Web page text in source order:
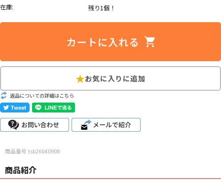
レディース
Search by Particular こだわりから探す
Search by Sizeサイズから探す（メンズ）
ジャケット XS S M
スウェット
長袖シャツ XS S M L XL
在庫:
残り1個！
返品についての詳細はこちら
商品番号 tsb26040908
商品紹介